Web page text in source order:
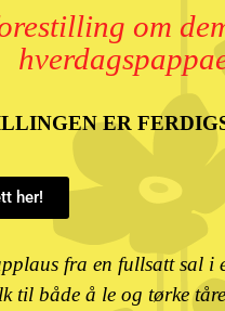
om
ER
her!
fra en fullsatt sal i
til både å le og tørke